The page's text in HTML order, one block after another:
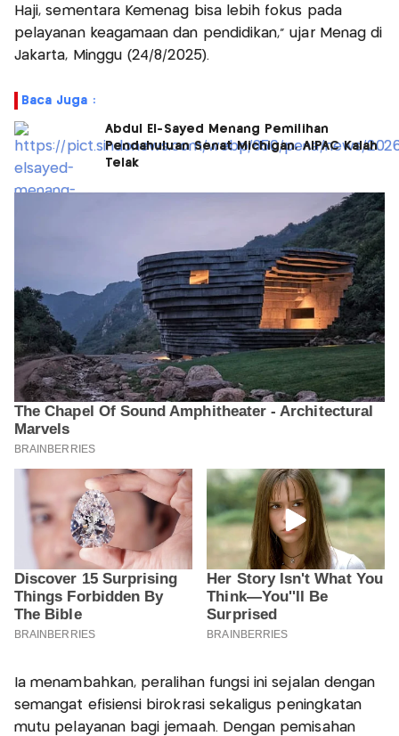
Haji, sementara Kemenag bisa lebih fokus pada
pelayanan keagamaan dan pendidikan,” ujar Menag di
Jakarta, Minggu (24/8/2025).
Baca Juga :
Abdul El-Sayed Menang Pemilihan
Pendahuluan Senat Michigan, AIPAC Kalah
Telak
Ia menambahkan, peralihan fungsi ini sejalan dengan
semangat efisiensi birokrasi sekaligus peningkatan
mutu pelayanan bagi jemaah. Dengan pemisahan